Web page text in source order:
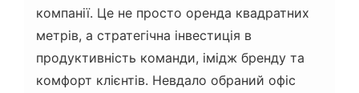
компанії. Це не просто оренда квадратних
метрів, а стратегічна інвестиція в
продуктивність команди, імідж бренду та
комфорт клієнтів. Невдало обраний офіс